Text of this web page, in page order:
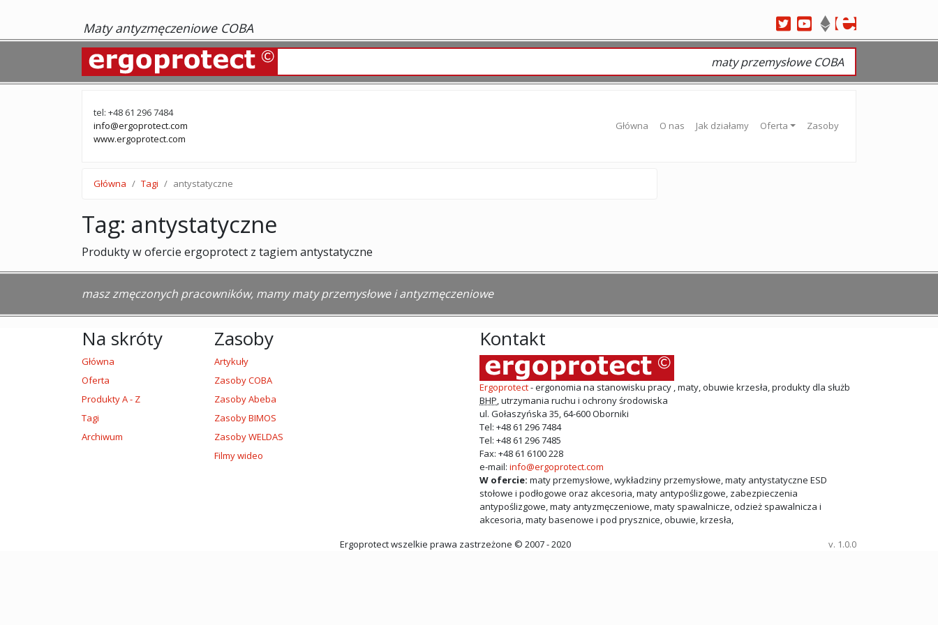
Maty antyzmęczeniowe COBA
maty przemysłowe COBA
tel: +48 61 296 7484
info@ergoprotect.com
www.ergoprotect.com
Główna O nas Jak działamy Oferta Zasoby
Główna Tagi antystatyczne
Tag: antystatyczne
Produkty w ofercie ergoprotect z tagiem antystatyczne
masz zmęczonych pracowników, mamy maty przemysłowe i antyzmęczeniowe
Na skróty
Główna
Oferta
Produkty A - Z
Tagi
Archiwum
Zasoby
Artykuły
Zasoby COBA
Zasoby Abeba
Zasoby BIMOS
Zasoby WELDAS
Filmy wideo
Kontakt
Ergoprotect- ergonomia na stanowisku pracy , maty, obuwie krzesła, produkty dla służb
BHP, utrzymania ruchu i ochrony środowiska
ul. Gołaszyńska 35, 64-600Oborniki
Tel: +48 61 296 7484
Tel: +48 61 296 7485
Fax: +48 61 6100 228
e-mail: info@ergoprotect.com
W ofercie: maty przemysłowe,wykładziny przemysłowe,maty antystatyczne ESD
stołowe i podłogowe oraz akcesoria,maty antypoślizgowe, zabezpieczenia
antypoślizgowe,maty antyzmęczeniowe,maty spawalnicze, odzież spawalnicza i
akcesoria,maty basenowe i pod prysznice,obuwie,krzesła,
Ergoprotect wszelkie prawa zastrzeżone © 2007 - 2020
v. 1.0.0